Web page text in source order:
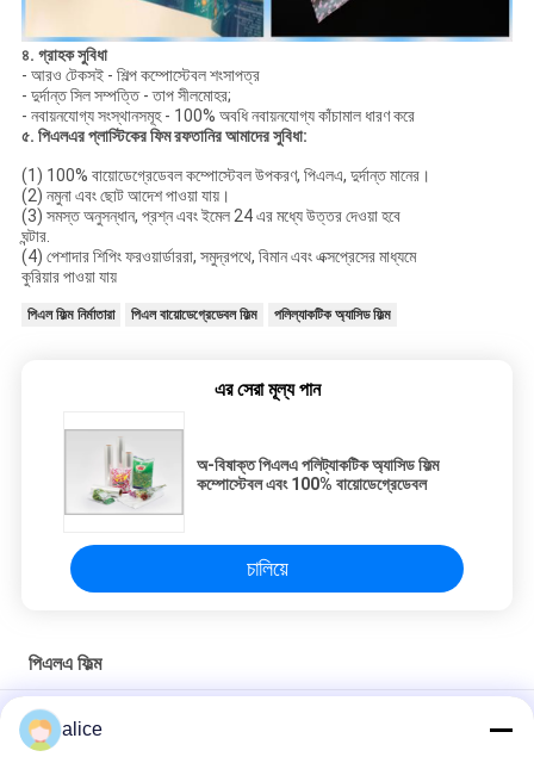
৪. গ্রাহক সুবিধা
- আরও টেকসই - শিল্প কম্পোস্টেবল শংসাপত্র
- দুর্দান্ত সিল সম্পত্তি - তাপ সীলমোহর;
- নবায়নযোগ্য সংস্থানসমূহ - 100% অবধি নবায়নযোগ্য কাঁচামাল ধারণ করে
৫. পিএলএর প্লাস্টিকের ফিম রফতানির আমাদের সুবিধা:
(1) 100% বায়োডেগ্রেডেবল কম্পোস্টেবল উপকরণ, পিএলএ, দুর্দান্ত মানের।
(2) নমুনা এবং ছোট আদেশ পাওয়া যায়।
(3) সমস্ত অনুসন্ধান, প্রশ্ন এবং ইমেল 24 এর মধ্যে উত্তর দেওয়া হবে
ঘন্টার.
(4) পেশাদার শিপিং ফরওয়ার্ডাররা, সমুদ্রপথে, বিমান এবং এক্সপ্রেসের মাধ্যমে
কুরিয়ার পাওয়া যায়
পিএল ফিল্ম নির্মাতারা পিএল বায়োডেগ্রেডেবল ফিল্ম পলিল্যাকটিক অ্যাসিড ফিল্ম
এর সেরা মূল্য পান
অ-বিষাক্ত পিএলএ পলিট্যাকটিক অ্যাসিড ফিল্ম
কম্পোস্টেবল এবং 100% বায়োডেগ্রেডেবল
চালিয়ে
পিএলএ ফিল্ম
রোলস ফুড প্যাকেজ পিএলএ ফিল্ম 100% কম্পোস্টেবল এবং বায়োডেগ্রেডেবল
alice